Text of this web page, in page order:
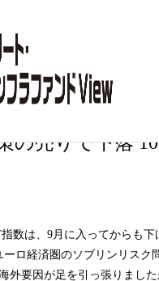
ンタビュー
の売りで下落
数は、9月に入ってからも下
ーロ経済圏のソブリンリスク
外要因が足を引っ張りまし